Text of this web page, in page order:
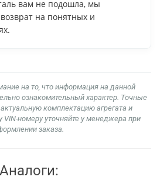
вам не подошла, мы
на понятных и
на то, что информация на данной
ознакомительный характер. Точные
комплектацию агрегата и
номеру уточняйте у менеджера при
заказа.
Аналоги: